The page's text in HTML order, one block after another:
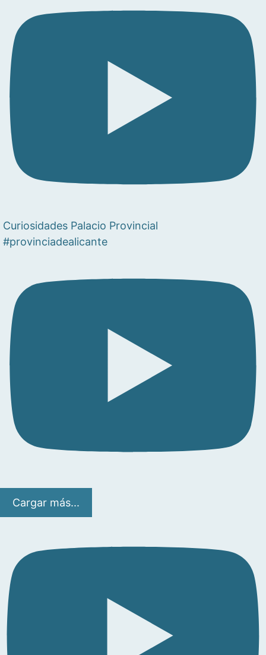
Curiosidades Palacio Provincial
#provinciadealicante
Cargar más...